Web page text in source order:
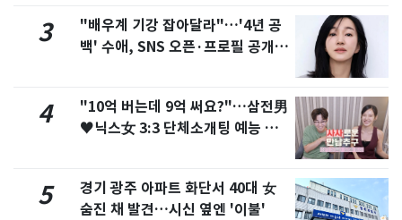
3
"배우계 기강 잡아달라"…'4년 공
백' 수애, SNS 오픈·프로필 공개
4
"10억 버는데 9억 써요?"…삼전男
♥닉스女 3:3 단체소개팅 예능 화
5
경기 광주 아파트 화단서 40대 女
숨진 채 발견…시신 옆엔 '이불'